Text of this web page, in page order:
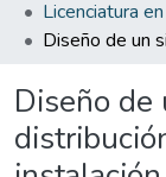
Diseño de